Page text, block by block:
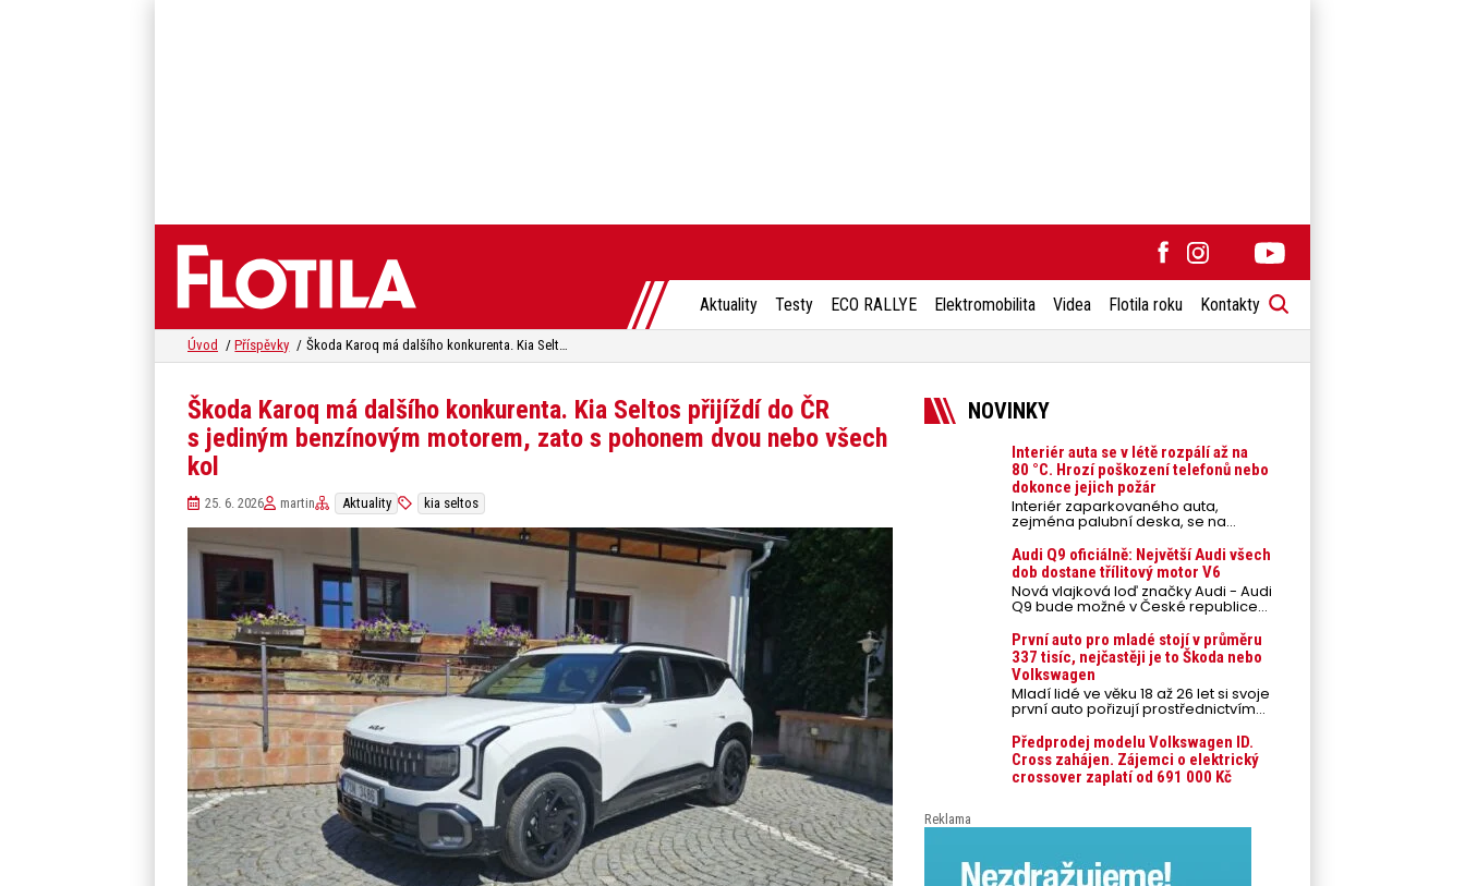
Aktuality Testy ECO RALLYE Elektromobilita Videa Flotila roku Kontakty
Úvod Příspěvky Škoda Karoq má dalšího konkurenta. Kia Seltos přijíždí do ČR s jediným benzínovým motorem, zato s pohonem dvou nebo všech kol
Škoda Karoq má dalšího konkurenta. Kia Seltos přijíždí do ČR
s jediným benzínovým motorem, zato s pohonem dvou nebo všech
kol
25. 6. 2026 martin Aktuality kia seltos
NOVINKY
Interiér auta se v létě rozpálí až na
80 °C. Hrozí poškození telefonů nebo
dokonce jejich požár
Interiér zaparkovaného auta,
zejména palubní deska, se na
přímém slunci může během letních
veder rozpálit až na 80 °C. Takové
teploty představují nebezpečí pro
odložené mobilní telefony,
powerbanky nebo notebooky. Můžou
urychlit stárnutí baterií, poškodit
případech i zvýšit riziko požáru.
Audi Q9 oficiálně: Největší Audi všech
dob dostane třílitový motor V6
Nová vlajková loď značky Audi - Audi
Q9 bude možné v České republice
objednávat od prvního srpnového
týdne 2026, kde budou oznámeny
také české ceny.
První auto pro mladé stojí v průměru
337 tisíc, nejčastěji je to Škoda nebo
Volkswagen
Mladí lidé ve věku 18 až 26 let si svoje
první auto pořizují prostřednictvím
úvěrového financování jako ojeté. Je
to tak u 93,3 % lidí, jen 6,7 % si pořídí
nové auto. Průměrná pořizovací
cena vozu dosahuje 337 tisíc korun a
průměrná financovaná částka
posledních 10 let (2016–2026).
Předprodej modelu Volkswagen ID.
Cross zahájen. Zájemci o elektrický
crossover zaplatí od 691 000 Kč
Reklama